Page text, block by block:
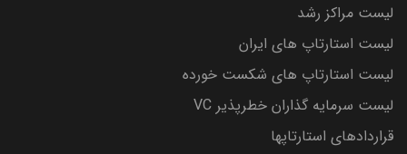
لیست مراکز رشد
لیست استارتاپ های ایران
لیست استارتاپ های شکست خورده
لیست سرمایه گذاران خطرپذیر VC
قراردادهای استارتاپها